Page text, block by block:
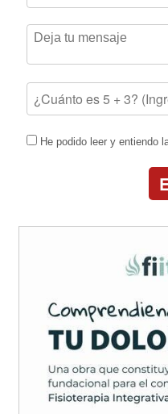
He podido leer y entiendo